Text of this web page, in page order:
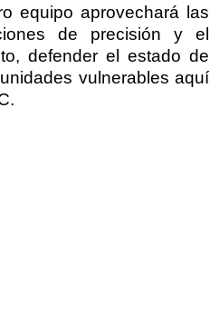
equipo aprovechará las
de precisión y el
defender el estado de
vulnerables aquí